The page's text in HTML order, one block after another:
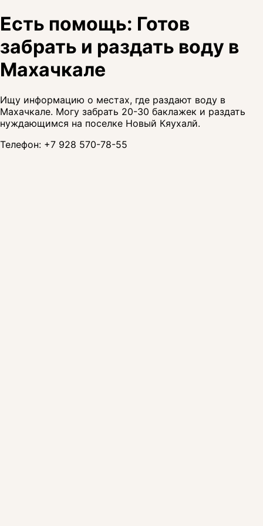
Есть помощь: Готов
забрать и раздать воду в
Махачкале
Ищу информацию о местах, где раздают воду в
Махачкале. Могу забрать 20-30 баклажек и раздать
нуждающимся на поселке Новый Кяухалй.
Телефон: +7 928 570-78-55